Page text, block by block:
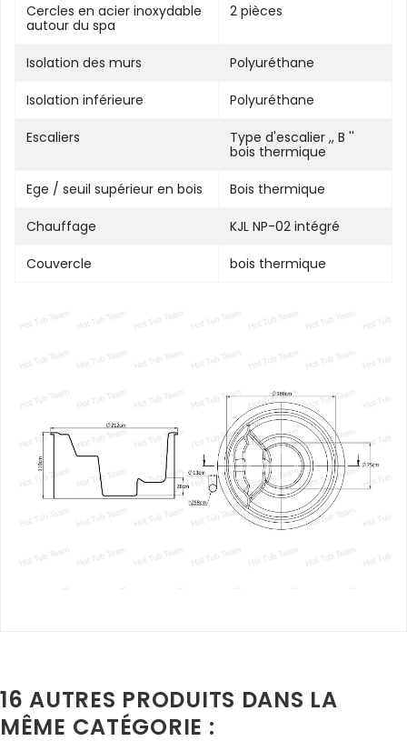
Cercles en acier inoxydable
autour du spa
2 pièces
Isolation des murs Polyuréthane
Isolation inférieure Polyuréthane
Escaliers
Type d'escalier ,, B ''
bois thermique
Ege / seuil supérieur en bois Bois thermique
Chauffage KJL NP-02 intégré
Couvercle bois thermique
16 AUTRES PRODUITS DANS LA
MÊME CATÉGORIE :